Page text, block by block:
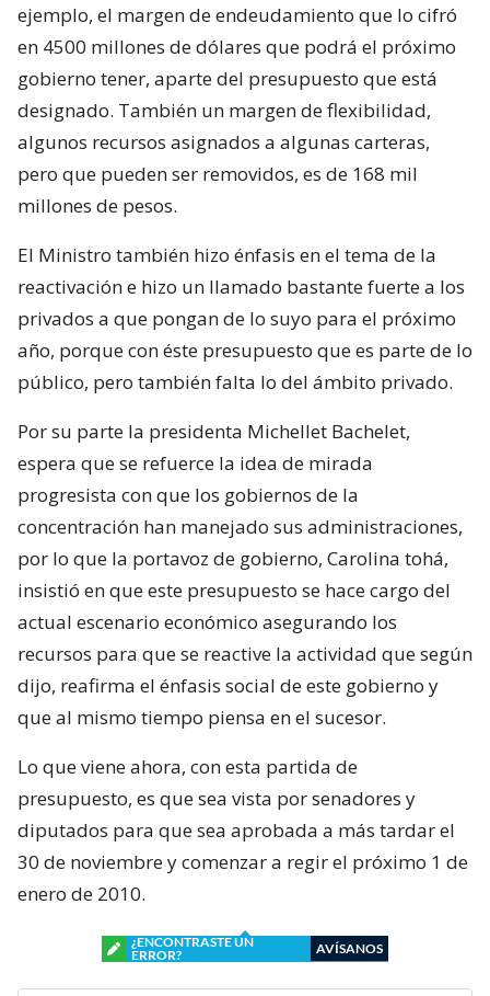
ejemplo, el margen de endeudamiento que lo cifró
en 4500 millones de dólares que podrá el próximo
gobierno tener, aparte del presupuesto que está
designado. También un margen de flexibilidad,
algunos recursos asignados a algunas carteras,
pero que pueden ser removidos, es de 168 mil
millones de pesos.
El Ministro también hizo énfasis en el tema de la
reactivación e hizo un llamado bastante fuerte a los
privados a que pongan de lo suyo para el próximo
año, porque con éste presupuesto que es parte de lo
público, pero también falta lo del ámbito privado.
Por su parte la presidenta Michellet Bachelet,
espera que se refuerce la idea de mirada
progresista con que los gobiernos de la
concentración han manejado sus administraciones,
por lo que la portavoz de gobierno, Carolina tohá,
insistió en que este presupuesto se hace cargo del
actual escenario económico asegurando los
recursos para que se reactive la actividad que según
dijo, reafirma el énfasis social de este gobierno y
que al mismo tiempo piensa en el sucesor.
Lo que viene ahora, con esta partida de
presupuesto, es que sea vista por senadores y
diputados para que sea aprobada a más tardar el
30 de noviembre y comenzar a regir el próximo 1 de
enero de 2010.
¿ENCONTRASTE UN
ERROR?
AVÍSANOS